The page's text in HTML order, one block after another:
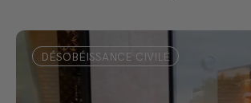
DÉSOBÉISSANCE CIVILE